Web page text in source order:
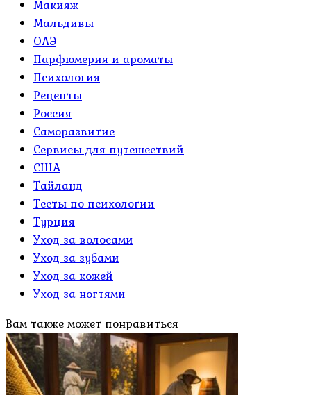
Макияж
Мальдивы
ОАЭ
Парфюмерия и ароматы
Психология
Рецепты
Россия
Саморазвитие
Сервисы для путешествий
США
Тайланд
Тесты по психологии
Турция
Уход за волосами
Уход за зубами
Уход за кожей
Уход за ногтями
Вам также может понравиться